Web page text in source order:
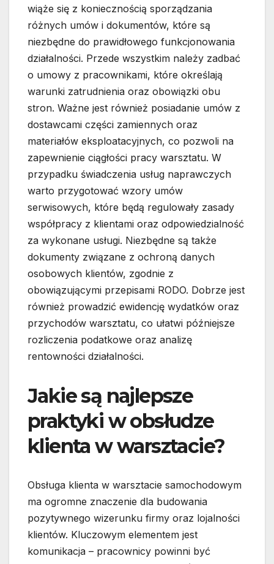
wiąże się z koniecznością sporządzania
różnych umów i dokumentów, które są
niezbędne do prawidłowego funkcjonowania
działalności. Przede wszystkim należy zadbać
o umowy z pracownikami, które określają
warunki zatrudnienia oraz obowiązki obu
stron. Ważne jest również posiadanie umów z
dostawcami części zamiennych oraz
materiałów eksploatacyjnych, co pozwoli na
zapewnienie ciągłości pracy warsztatu. W
przypadku świadczenia usług naprawczych
warto przygotować wzory umów
serwisowych, które będą regulowały zasady
współpracy z klientami oraz odpowiedzialność
za wykonane usługi. Niezbędne są także
dokumenty związane z ochroną danych
osobowych klientów, zgodnie z
obowiązującymi przepisami RODO. Dobrze jest
również prowadzić ewidencję wydatków oraz
przychodów warsztatu, co ułatwi późniejsze
rozliczenia podatkowe oraz analizę
rentowności działalności.
Jakie są najlepsze
praktyki w obsłudze
klienta w warsztacie?
Obsługa klienta w warsztacie samochodowym
ma ogromne znaczenie dla budowania
pozytywnego wizerunku firmy oraz lojalności
klientów. Kluczowym elementem jest
komunikacja – pracownicy powinni być